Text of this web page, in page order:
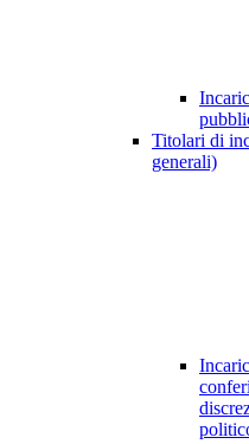
Titolari di
generali)